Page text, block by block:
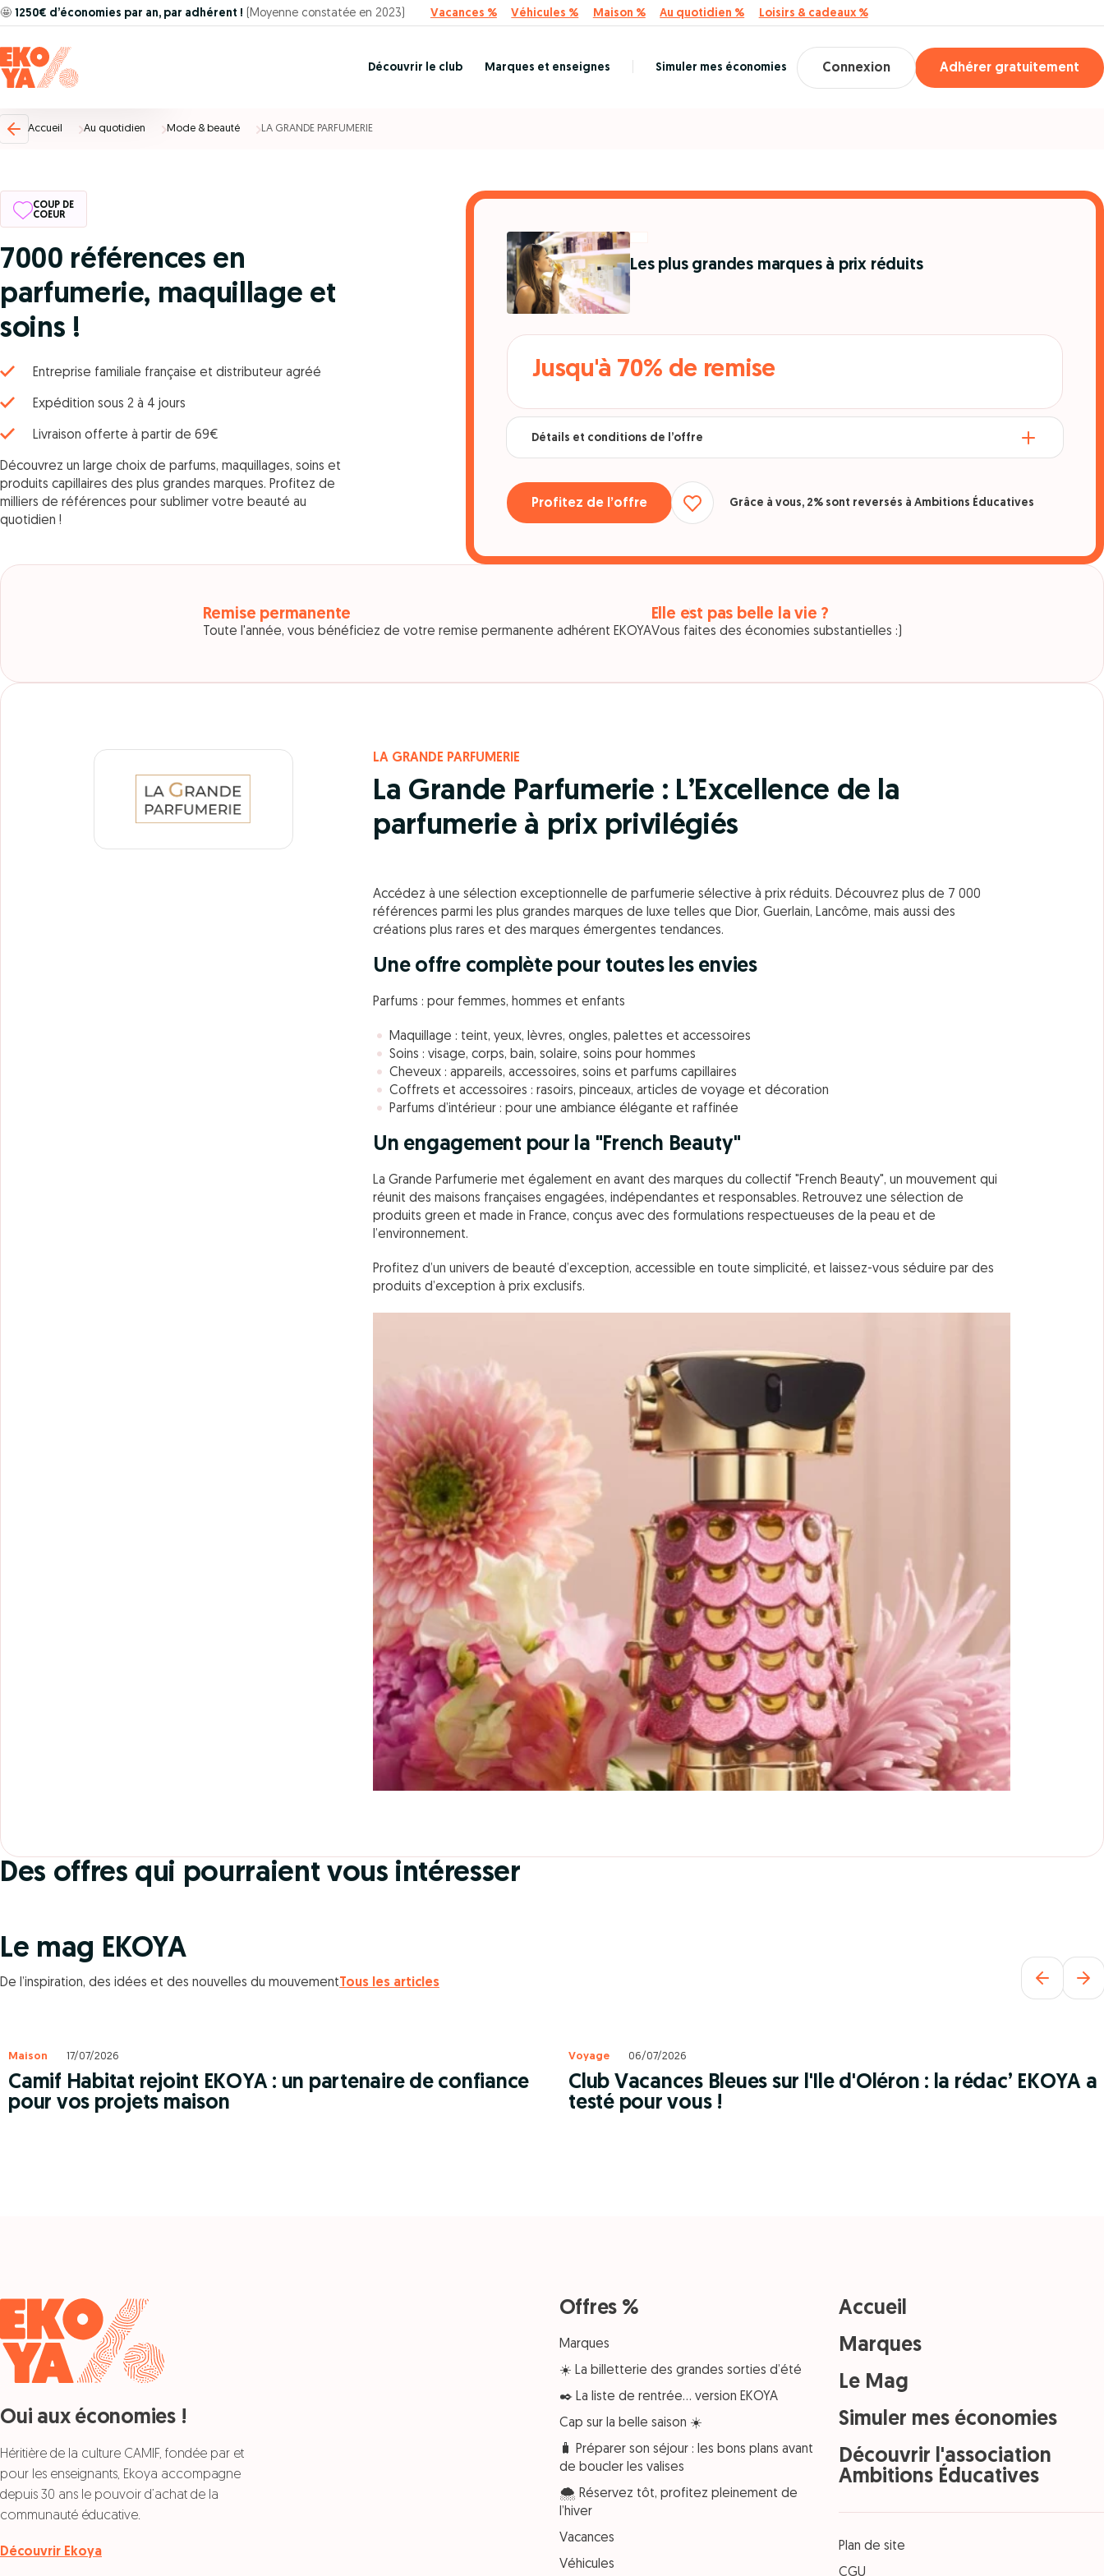
🤩 1250€ d’économies par an, par adhérent ! (Moyenne constatée en 2023) Vacances % Véhicules % Maison % Au quotidien % Loisirs & cadeaux %
Découvrir le club Marques et enseignes Simuler mes économies Connexion Adhérer gratuitement
Accueil Au quotidien Mode & beauté LA GRANDE PARFUMERIE
COUP DE
COEUR
7000 références en
parfumerie, maquillage et
soins !
Entreprise familiale française et distributeur agréé
Expédition sous 2 à 4 jours
Livraison offerte à partir de 69€
Découvrez un large choix de parfums, maquillages, soins et
produits capillaires des plus grandes marques. Profitez de
milliers de références pour sublimer votre beauté au
quotidien !
Les plus grandes marques à prix réduits
Jusqu'à 70% de remise
Détails et conditions de l’offre
Profitez de l’offre Grâce à vous, 2% sont reversés à Ambitions Éducatives
Remise permanente
Toute l'année, vous bénéficiez de votre remise permanente adhérent EKOYA
Elle est pas belle la vie ?
Vous faites des économies substantielles :)
LA GRANDE PARFUMERIE
La Grande Parfumerie : L’Excellence de la
parfumerie à prix privilégiés
Accédez à une sélection exceptionnelle de parfumerie sélective à prix réduits. Découvrez plus de 7 000
références parmi les plus grandes marques de luxe telles que Dior, Guerlain, Lancôme, mais aussi des
créations plus rares et des marques émergentes tendances.
Une offre complète pour toutes les envies
Parfums : pour femmes, hommes et enfants
Maquillage : teint, yeux, lèvres, ongles, palettes et accessoires
Soins : visage, corps, bain, solaire, soins pour hommes
Cheveux : appareils, accessoires, soins et parfums capillaires
Coffrets et accessoires : rasoirs, pinceaux, articles de voyage et décoration
Parfums d’intérieur : pour une ambiance élégante et raffinée
Un engagement pour la "French Beauty"
La Grande Parfumerie met également en avant des marques du collectif "French Beauty", un mouvement qui
réunit des maisons françaises engagées, indépendantes et responsables. Retrouvez une sélection de
produits green et made in France, conçus avec des formulations respectueuses de la peau et de
l’environnement.
Profitez d’un univers de beauté d’exception, accessible en toute simplicité, et laissez-vous séduire par des
produits d’exception à prix exclusifs.
Des offres qui pourraient vous intéresser
Le mag EKOYA
De l’inspiration, des idées et des nouvelles du mouvement Tous les articles
Maison 17/07/2026
Camif Habitat rejoint EKOYA : un partenaire de confiance
pour vos projets maison
Voyage 06/07/2026
Club Vacances Bleues sur l'Ile d'Oléron : la rédac’ EKOYA a
testé pour vous !
Oui aux économies !
Héritière de la culture CAMIF, fondée par et
pour les enseignants, Ekoya accompagne
depuis 30 ans le pouvoir d’achat de la
communauté éducative.
Découvrir Ekoya
Offres %
Marques
☀️ La billetterie des grandes sorties d’été
✒️ La liste de rentrée… version EKOYA
Cap sur la belle saison ☀️
🧳 Préparer son séjour : les bons plans avant
de boucler les valises
🌨️ Réservez tôt, profitez pleinement de
l’hiver
Vacances
Véhicules
Accueil
Marques
Le Mag
Simuler mes économies
Découvrir l'association
Ambitions Éducatives
Plan de site
CGU